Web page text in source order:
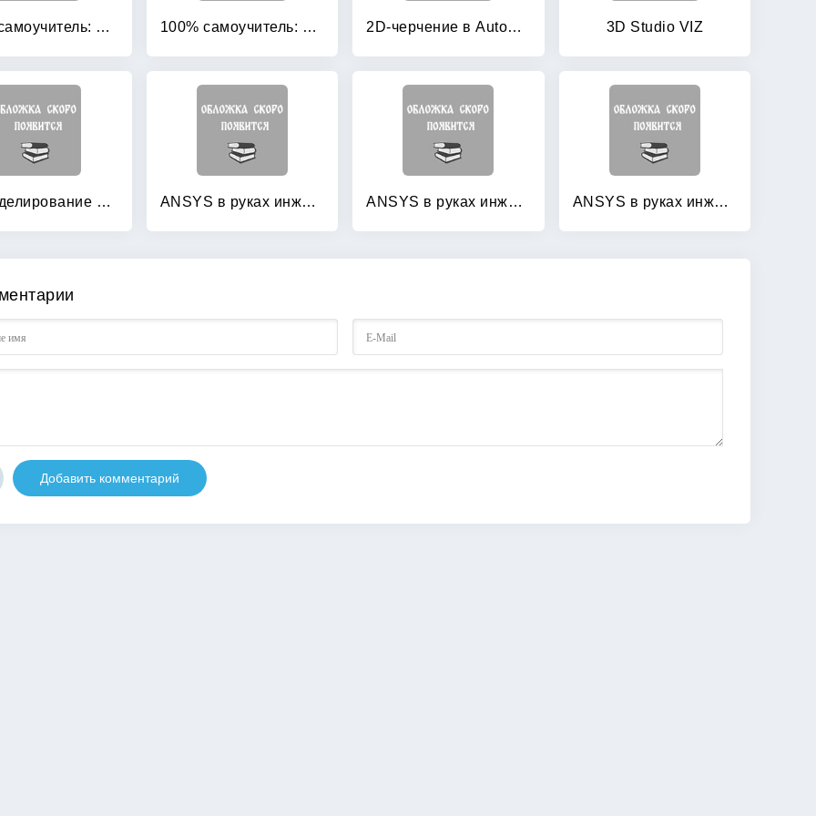
100% самоучитель: ArchiCAD 10. Архитектурно-строительное проектирование 100% самоучитель: AutoCAD 2009 2D-черчение в AutoCAD: Самоучитель 3D Studio VIZ
3D-моделирование в AutoCAD: Самоучитель ANSYS в руках инженера: Механика разрушения ANSYS в руках инженера: Практическое руководство ANSYS в руках инженера: Практическое руководство